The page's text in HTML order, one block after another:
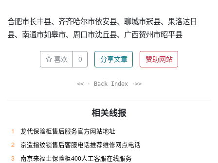
合肥市长丰县、齐齐哈尔市依安县、聊城市冠县、果洛达日
县、南通市如皋市、周口市沈丘县、广西贺州市昭平县
喜欢 0 分享文章 赞助网站
<< · Back Index ·>>
相关线报
1
龙代保险柜售后服务官方网站地址
2
京造指纹锁售后客服电话推荐维修网点电话
3
南京来福士保险柜400人工客服在线服务